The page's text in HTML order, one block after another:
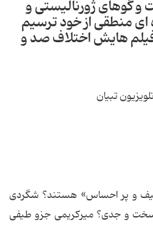
و گوهای ژورنالیستی و
ای منطقی از خود ترسیم
فیلم هایش اختلاف صد و
تبیان
و پر احساس» هستند؟ شگردی
و جدی؟ میرکریمی جزو طیفی